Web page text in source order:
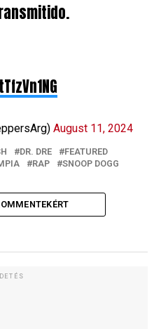
August 11, 2024
DR. DRE
FEATURED
RAP SNOOP DOGG